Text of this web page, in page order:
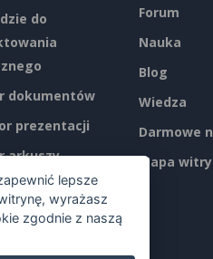
do
dokumentów
prezentacji
arkuszy
Forum
Nauka
Blog
Wiedza
Darmowe
Mapa
lepsze
wyrażasz
zgodnie z naszą